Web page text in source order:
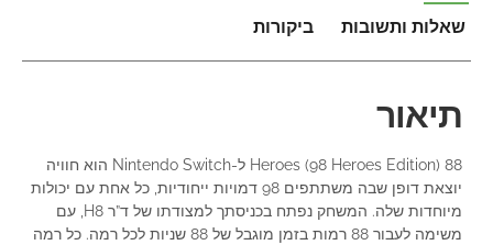
שאלות ותשובות ביקורות
תיאור
88 Heroes (98 Heroes Edition) ל-Nintendo Switch הוא חוויה
יוצאת דופן שבה משתתפים 98 דמויות ייחודיות, כל אחת עם יכולות
מיוחדות שלה. המשחק נפתח בכניסתך למצודתו של ד”ר H8, עם
משימה לעבור 88 רמות בזמן מוגבל של 88 שניות לכל רמה. כל רמה